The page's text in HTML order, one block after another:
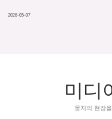
2026-05-07
미디
뭉치의 현장